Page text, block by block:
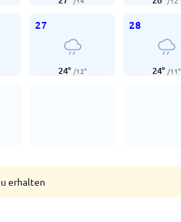
27
24° /12°
28
24° /11°
erhalten